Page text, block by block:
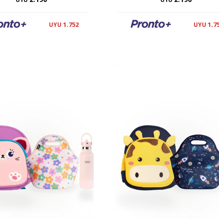
UYU 1.752 UYU